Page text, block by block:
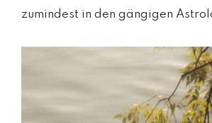
zumindest in den gängigen